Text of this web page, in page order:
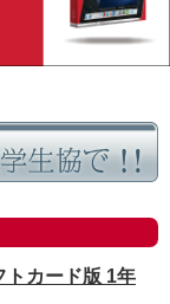
カード版 1年